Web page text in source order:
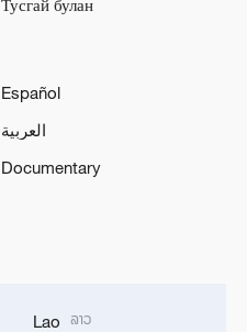
Тусгай булан
Español
العربية
Documentary
Lao ລາວ